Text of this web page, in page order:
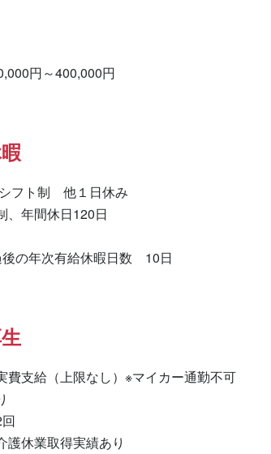
円～400,000円
フト制　他１日休み
、年間休日120日
の年次有給休暇日数　10日
支給（上限なし）※マイカー通勤不可
休業取得実績あり